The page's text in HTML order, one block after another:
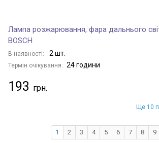
Лампа розжарювання, фара дальнього
BOSCH
В наявності: 2 шт.
Термін очікування: 24 години
193
Ще 10
1 2 3 4 5 6 7 8 9